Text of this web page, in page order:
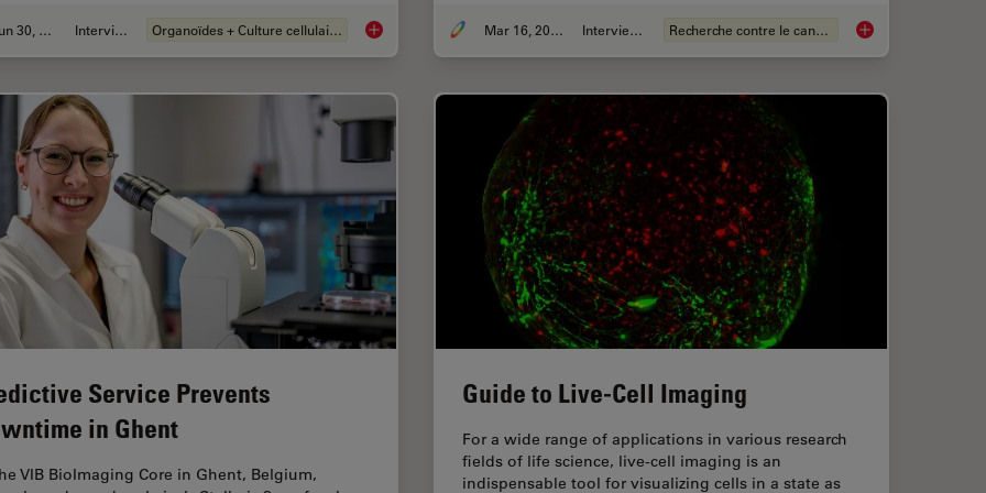
Jun 30, 2026 Interviews Organoïdes + Culture cellulaire en 3D What’s the Best Organoid Imaging Approach for Early Drug Discovery?
Mar 16, 2026 Interviews Recherche contre le cancer History,
Service Prevents
in Ghent
VIB BioImaging Core in Ghent, Belgium,
Guide to Live-Cell Imaging
For a wide range of applications in various research
fields of life science, live-cell imaging is an
indispensable tool for visualizing cells in a state as